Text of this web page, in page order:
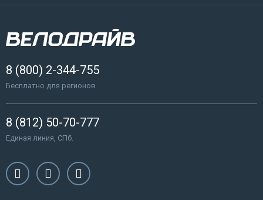
8 (800) 2-344-755
Бесплатно для регионов
8 (812) 50-70-777
Единая линия, СПб.